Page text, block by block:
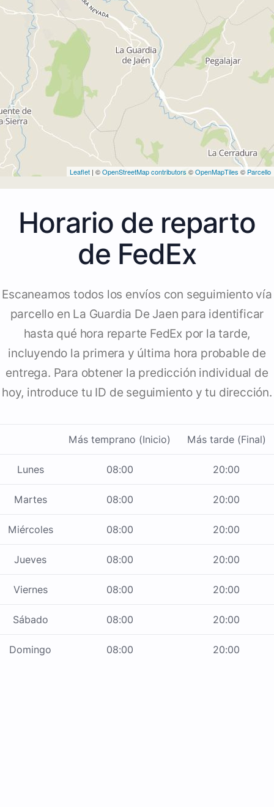
Leaflet | ©OpenStreetMap contributors ©OpenMapTiles © Parcello
Horario de reparto
de FedEx
Escaneamos todos los envíos con seguimiento vía
parcello en La Guardia De Jaen para identificar
hasta qué hora reparte FedEx por la tarde,
incluyendo la primera y última hora probable de
entrega. Para obtener la predicción individual de
hoy, introduce tu ID de seguimiento y tu dirección.
Más temprano (Inicio) Más tarde (Final)
Lunes 08:00 20:00
Martes 08:00 20:00
Miércoles 08:00 20:00
Jueves 08:00 20:00
Viernes 08:00 20:00
Sábado 08:00 20:00
Domingo 08:00 20:00